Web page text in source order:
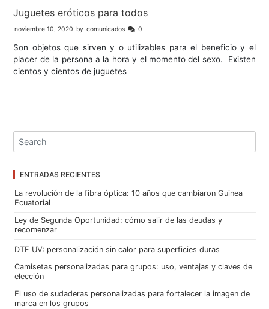
Juguetes eróticos para todos
noviembre 10, 2020 by comunicados 0
Son objetos que sirven y o utilizables para el beneficio y el
placer de la persona a la hora y el momento del sexo. Existen
cientos y cientos de juguetes
ENTRADAS RECIENTES
La revolución de la fibra óptica: 10 años que cambiaron Guinea
Ecuatorial
Ley de Segunda Oportunidad: cómo salir de las deudas y
recomenzar
DTF UV: personalización sin calor para superficies duras
Camisetas personalizadas para grupos: uso, ventajas y claves de
elección
El uso de sudaderas personalizadas para fortalecer la imagen de
marca en los grupos